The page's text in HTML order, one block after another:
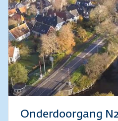
Onderdoorgang